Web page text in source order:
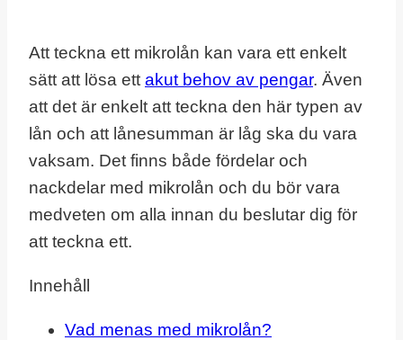
Att teckna ett mikrolån kan vara ett enkelt
sätt att lösa ett akut behov av pengar. Även
att det är enkelt att teckna den här typen av
lån och att lånesumman är låg ska du vara
vaksam. Det finns både fördelar och
nackdelar med mikrolån och du bör vara
medveten om alla innan du beslutar dig för
att teckna ett.
Innehåll
Vad menas med mikrolån?